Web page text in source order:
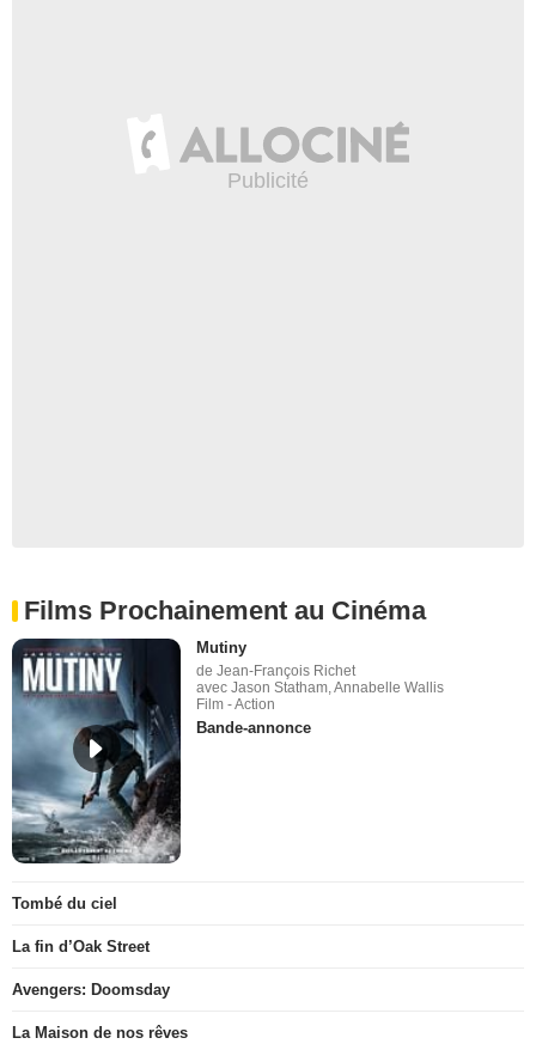
Films Prochainement au Cinéma
Mutiny
de Jean-François Richet
avec Jason Statham, Annabelle Wallis
Film - Action
Bande-annonce
Tombé du ciel
La fin d’Oak Street
Avengers: Doomsday
La Maison de nos rêves